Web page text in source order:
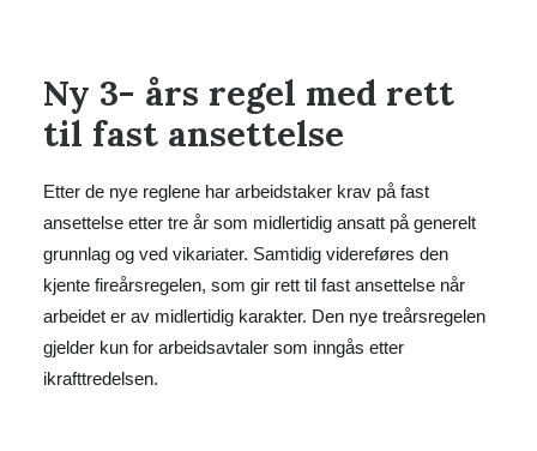
Ny 3- års regel med rett
til fast ansettelse
Etter de nye reglene har arbeidstaker krav på fast
ansettelse etter tre år som midlertidig ansatt på generelt
grunnlag og ved vikariater. Samtidig videreføres den
kjente fireårsregelen, som gir rett til fast ansettelse når
arbeidet er av midlertidig karakter. Den nye treårsregelen
gjelder kun for arbeidsavtaler som inngås etter
ikrafttredelsen.